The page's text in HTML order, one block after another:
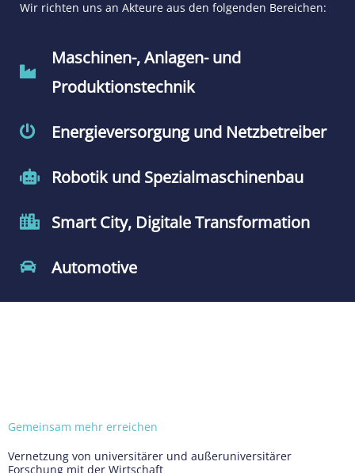
Wir richten uns an Akteure aus den folgenden Bereichen:
Maschinen-, Anlagen- und
Produktionstechnik
Energieversorgung und Netzbetreiber
Robotik und Spezialmaschinenbau
Smart City, Digitale Transformation
Automotive
Gemeinsam mehr erreichen
Vernetzung von universitärer und außeruniversitärer
Forschung mit der Wirtschaft